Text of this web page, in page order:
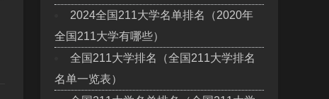
2024全国211大学名单排名（2020年
全国211大学有哪些）
全国211大学排名（全国211大学排名
名单一览表）